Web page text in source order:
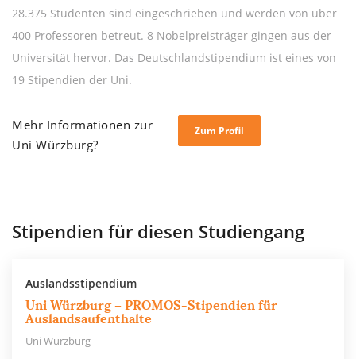
28.375 Studenten sind eingeschrieben und werden von über
400 Professoren betreut. 8 Nobelpreisträger gingen aus der
Universität hervor. Das Deutschlandstipendium ist eines von
19 Stipendien der Uni.
Mehr Informationen zur
Uni Würzburg?
Zum Profil
Stipendien für diesen Studiengang
Auslandsstipendium
Uni Würzburg – PROMOS-Stipendien für
Auslandsaufenthalte
Uni Würzburg